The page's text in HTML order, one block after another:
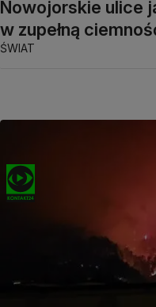
Nowojorskie ulice
w zupełną
ŚWIAT